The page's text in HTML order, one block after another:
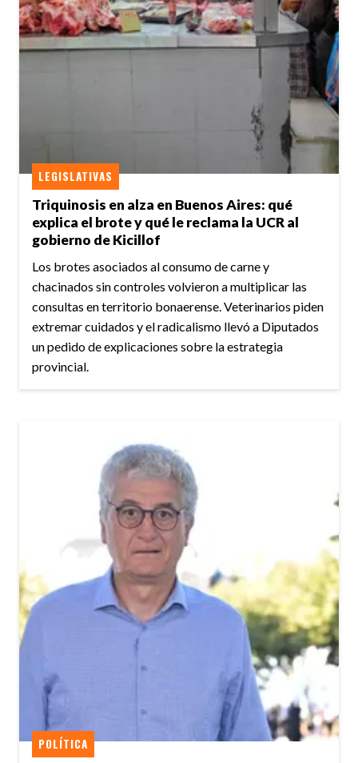
Triquinosis en alza en Buenos Aires: qué
explica el brote y qué le reclama la UCR al
gobierno de Kicillof
LEGISLATIVAS
Los brotes asociados al consumo de carne y
chacinados sin controles volvieron a multiplicar las
consultas en territorio bonaerense. Veterinarios piden
extremar cuidados y el radicalismo llevó a Diputados
un pedido de explicaciones sobre la estrategia
provincial.
POLÍTICA